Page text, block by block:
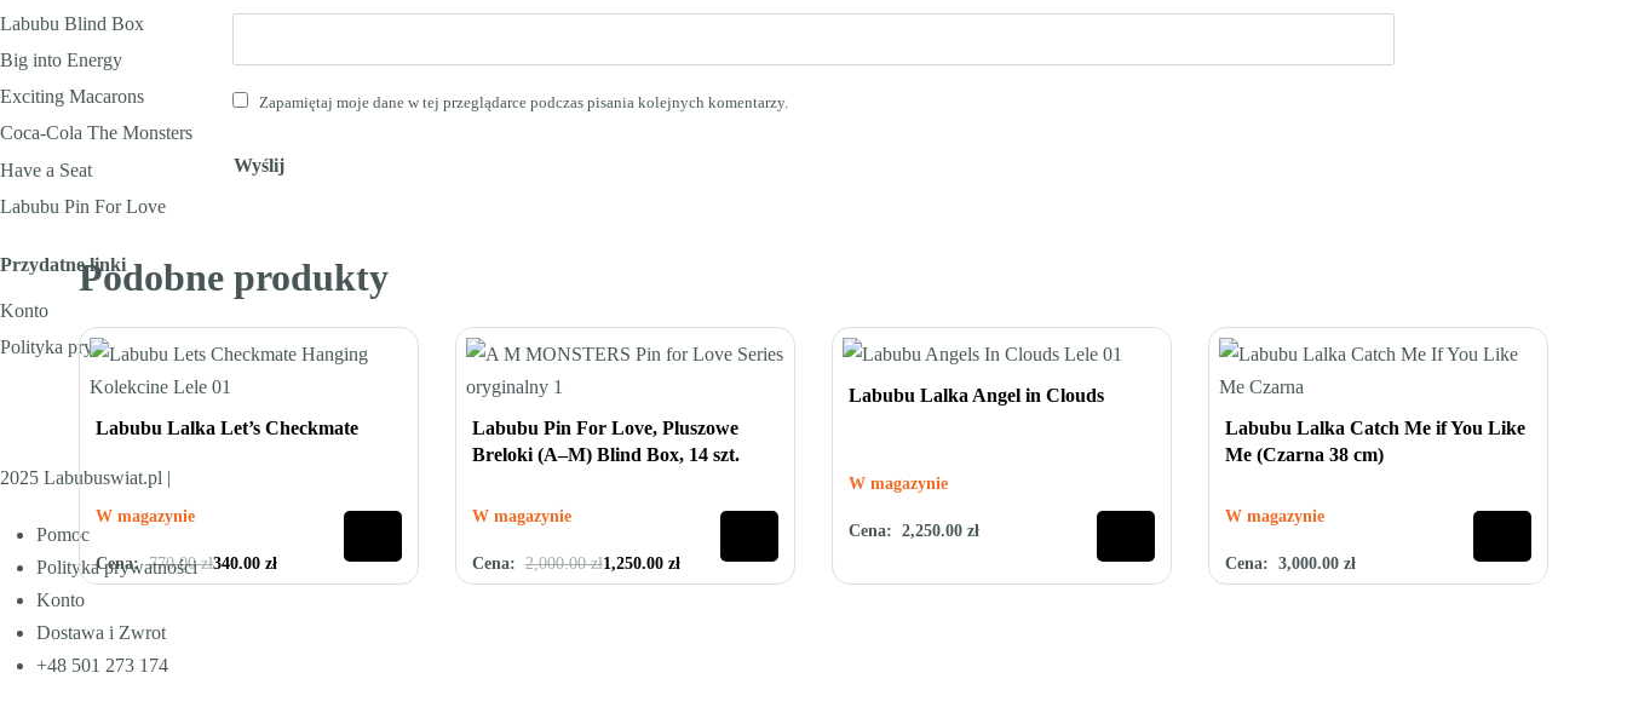
Zapamiętaj moje dane w tej przeglądarce podczas pisania kolejnych komentarzy.
Podobne produkty
Labubu Lalka Let’s Checkmate
W magazynie
Oceniono0na 5
Cena:770.00zł340.00 zł
Labubu Pin For Love, Pluszowe
Breloki (A–M) Blind Box, 14 szt.
W magazynie
Oceniono0na 5
Cena: 2,000.00zł1,250.00 zł
Labubu Lalka Angel in Clouds
W magazynie
Oceniono0 na 5
Cena: 2,250.00 zł
Labubu Lalka Catch Me if You Like
Me (Czarna 38 cm)
W magazynie
Oceniono0 na 5
Cena: 3,000.00 zł
Labubu Blind Box
Big into Energy
Exciting Macarons
Coca-Cola The Monsters
Have a Seat
Labubu Pin For Love
Przydatne linki
Konto
Polityka prywatności
2025 Labubuswiat.pl |
Pomoc
Polityka prywatności
Konto
Dostawa i Zwrot
+48 501 273 174